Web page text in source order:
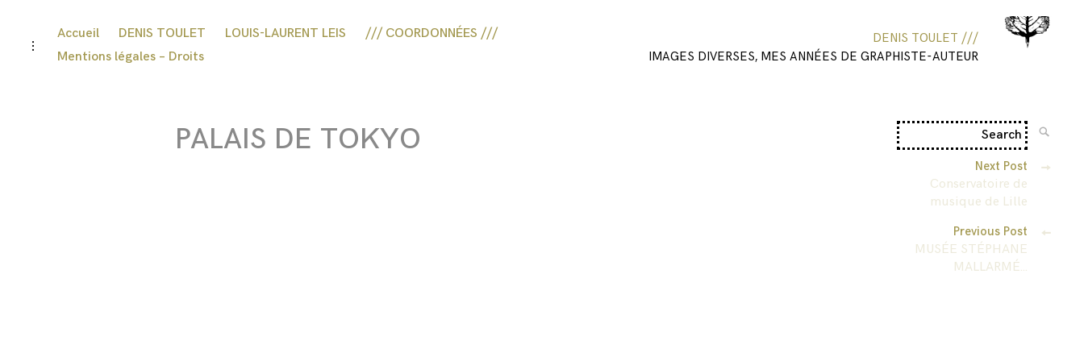
DENIS TOULET ///
IMAGES DIVERSES, MES ANNÉES DE GRAPHISTE-AUTEUR
Accueil DENIS TOULET LOUIS-LAURENT LEIS
/// COORDONNÉES ///
Mentions légales – Droits
PALAIS DE TOKYO
Next Post
Conservatoire de
musique de Lille
Previous Post
MUSÉE STÉPHANE
MALLARMÉ…